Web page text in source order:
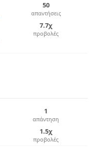
50
απαντήσεις
7.7χ
προβολές
1
απάντηση
1.5χ
προβολές